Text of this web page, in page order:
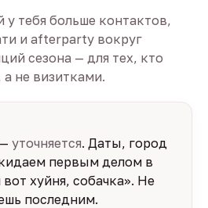
у тебя больше контактов,
и afterparty вокруг
сезона — для тех, кто
не визитками.
уточняется. Даты, город
первым делом в
вот хуйня, собачка». Не
последним.